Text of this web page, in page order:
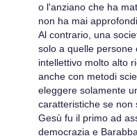
o l'anziano che ha
non ha mai
Al contrario, una
solo a quelle persone
intellettivo molto alto
anche con metodi
eleggere solamente
caratteristiche se non
Gesù fu il primo ad
democrazia e